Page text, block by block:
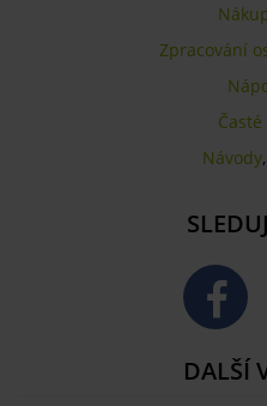
Zpracování
Návody,
DALŠÍ